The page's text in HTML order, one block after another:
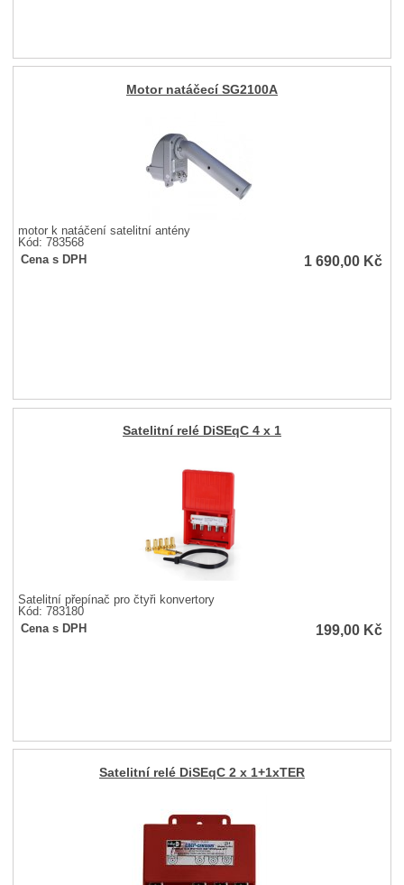
Motor natáčecí SG2100A
motor k natáčení satelitní antény
Kód: 783568
Cena s DPH
1 690,00 Kč
Satelitní relé DiSEqC 4 x 1
Satelitní přepínač pro čtyři konvertory
Kód: 783180
Cena s DPH
199,00 Kč
Satelitní relé DiSEqC 2 x 1+1xTER